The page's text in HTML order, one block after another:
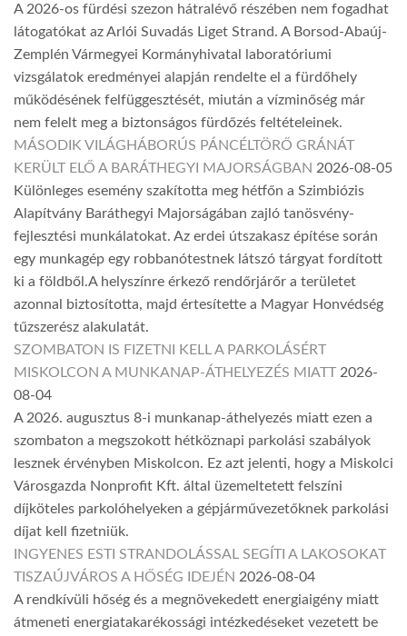
A 2026-os fürdési szezon hátralévő részében nem fogadhat
látogatókat az Arlói Suvadás Liget Strand. A Borsod-Abaúj-
Zemplén Vármegyei Kormányhivatal laboratóriumi
vizsgálatok eredményei alapján rendelte el a fürdőhely
működésének felfüggesztését, miután a vízminőség már
nem felelt meg a biztonságos fürdőzés feltételeinek.
MÁSODIK VILÁGHÁBORÚS PÁNCÉLTÖRŐ GRÁNÁT
KERÜLT ELŐ A BARÁTHEGYI MAJORSÁGBAN 2026-08-05
Különleges esemény szakította meg hétfőn a Szimbiózis
Alapítvány Baráthegyi Majorságában zajló tanösvény-
fejlesztési munkálatokat. Az erdei útszakasz építése során
egy munkagép egy robbanótestnek látszó tárgyat fordított
ki a földből.A helyszínre érkező rendőrjárőr a területet
azonnal biztosította, majd értesítette a Magyar Honvédség
tűzszerész alakulatát.
SZOMBATON IS FIZETNI KELL A PARKOLÁSÉRT
MISKOLCON A MUNKANAP-ÁTHELYEZÉS MIATT 2026-
08-04
A 2026. augusztus 8-i munkanap-áthelyezés miatt ezen a
szombaton a megszokott hétköznapi parkolási szabályok
lesznek érvényben Miskolcon. Ez azt jelenti, hogy a Miskolci
Városgazda Nonprofit Kft. által üzemeltetett felszíni
díjköteles parkolóhelyeken a gépjárművezetőknek parkolási
díjat kell fizetniük.
INGYENES ESTI STRANDOLÁSSAL SEGÍTI A LAKOSOKAT
TISZAÚJVÁROS A HŐSÉG IDEJÉN 2026-08-04
A rendkívüli hőség és a megnövekedett energiaigény miatt
átmeneti energiatakarékossági intézkedéseket vezetett be